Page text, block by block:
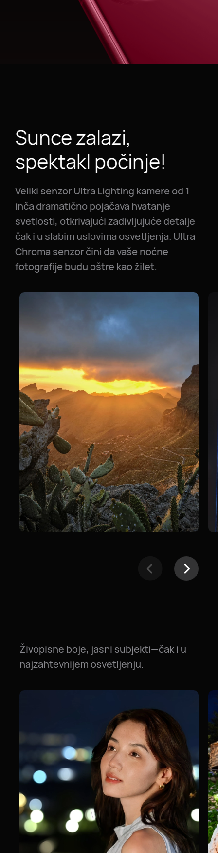
Sunce zalazi,
spektakl počinje!
Veliki senzor Ultra Lighting kamere od 1
inča dramatično pojačava hvatanje
svetlosti, otkrivajući zadivljujuće detalje
čak i u slabim uslovima osvetljenja. Ultra
Chroma senzor čini da vaše noćne
fotografije budu oštre kao žilet.
Živopisne boje, jasni subjekti—čak i u
najzahtevnijem osvetljenju.